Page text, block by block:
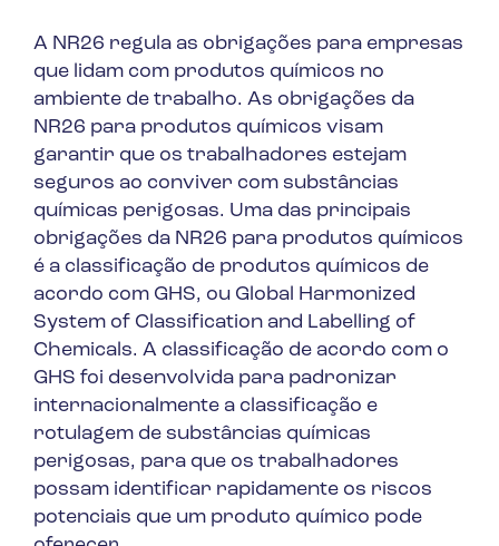
A NR26 regula as obrigações para empresas
que lidam com produtos químicos no
ambiente de trabalho. As obrigações da
NR26 para produtos químicos visam
garantir que os trabalhadores estejam
seguros ao conviver com substâncias
químicas perigosas. Uma das principais
obrigações da NR26 para produtos químicos
é a classificação de produtos químicos de
acordo com GHS, ou Global Harmonized
System of Classification and Labelling of
Chemicals. A classificação de acordo com o
GHS foi desenvolvida para padronizar
internacionalmente a classificação e
rotulagem de substâncias químicas
perigosas, para que os trabalhadores
possam identificar rapidamente os riscos
potenciais que um produto químico pode